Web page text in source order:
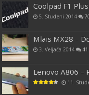
Coolpad F1
5. Studeni 2014
Mlais MX28 –
3. Veljača 2014
Lenovo A806 –
11.